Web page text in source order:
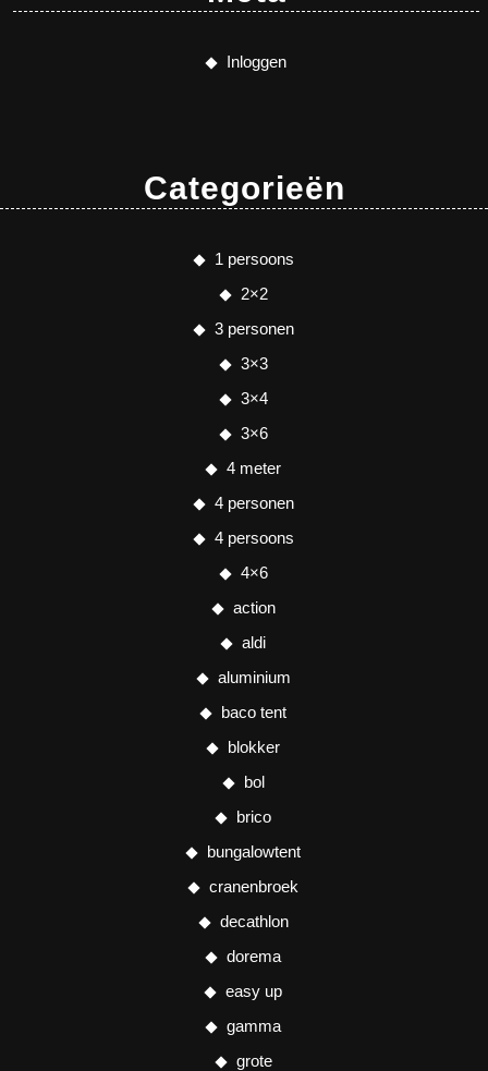
Inloggen
Categorieën
1 persoons
2×2
3 personen
3×3
3×4
3×6
4 meter
4 personen
4 persoons
4×6
action
aldi
aluminium
baco tent
blokker
bol
brico
bungalowtent
cranenbroek
decathlon
dorema
easy up
gamma
grote